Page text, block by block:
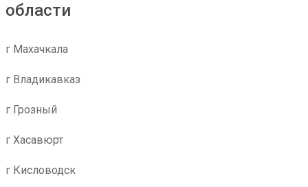
области
г Махачкала
г Владикавказ
г Грозный
г Хасавюрт
г Кисловодск